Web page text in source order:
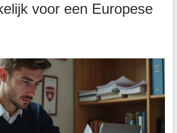
voor een Europese